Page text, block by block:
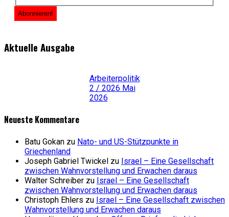
Aktuelle Ausgabe
Arbeiterpolitik
2 / 2026 Mai
2026
Neueste Kommentare
Batu Gokan zu Nato- und US-Stützpunkte in
Griechenland
Joseph Gabriel Twickel zu Israel – Eine Gesellschaft
zwischen Wahnvorstellung und Erwachen daraus
Walter Schreiber zu Israel – Eine Gesellschaft
zwischen Wahnvorstellung und Erwachen daraus
Christoph Ehlers zu Israel – Eine Gesellschaft zwischen
Wahnvorstellung und Erwachen daraus